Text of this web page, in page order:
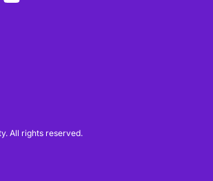
All rights reserved.